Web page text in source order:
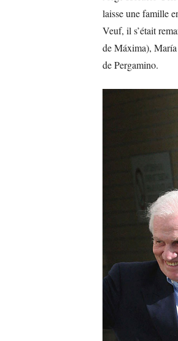
laisse une famille
Veuf, il s’était
de Máxima),
de Pergamino.